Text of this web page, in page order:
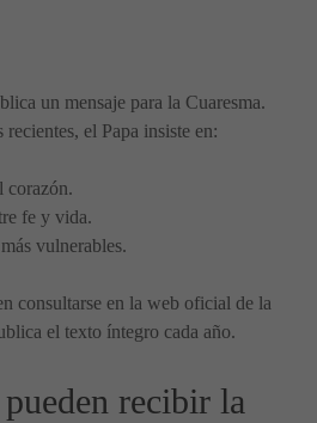
un mensaje para la Cuaresma.
el Papa insiste en:
corazón.
fe y vida.
vulnerables.
consultarse en la web oficial de la
el texto íntegro cada año.
recibir la